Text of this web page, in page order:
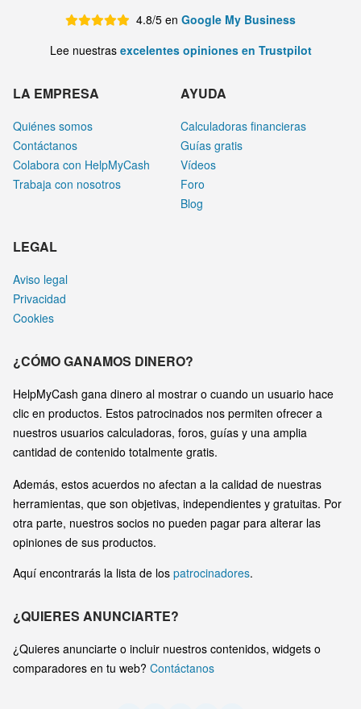
4.8/5 en Google My Business
Lee nuestras excelentes opiniones en Trustpilot
LA EMPRESA
Quiénes somos
Contáctanos
Colabora con HelpMyCash
Trabaja con nosotros
AYUDA
Calculadoras financieras
Guías gratis
Vídeos
Foro
Blog
LEGAL
Aviso legal
Privacidad
Cookies
¿CÓMO GANAMOS DINERO?
HelpMyCash gana dinero al mostrar o cuando un usuario hace
clic en productos. Estos patrocinados nos permiten ofrecer a
nuestros usuarios calculadoras, foros, guías y una amplia
cantidad de contenido totalmente gratis.
Además, estos acuerdos no afectan a la calidad de nuestras
herramientas, que son objetivas, independientes y gratuitas. Por
otra parte, nuestros socios no pueden pagar para alterar las
opiniones de sus productos.
Aquí encontrarás la lista de los patrocinadores.
¿QUIERES ANUNCIARTE?
¿Quieres anunciarte o incluir nuestros contenidos, widgets o
comparadores en tu web? Contáctanos